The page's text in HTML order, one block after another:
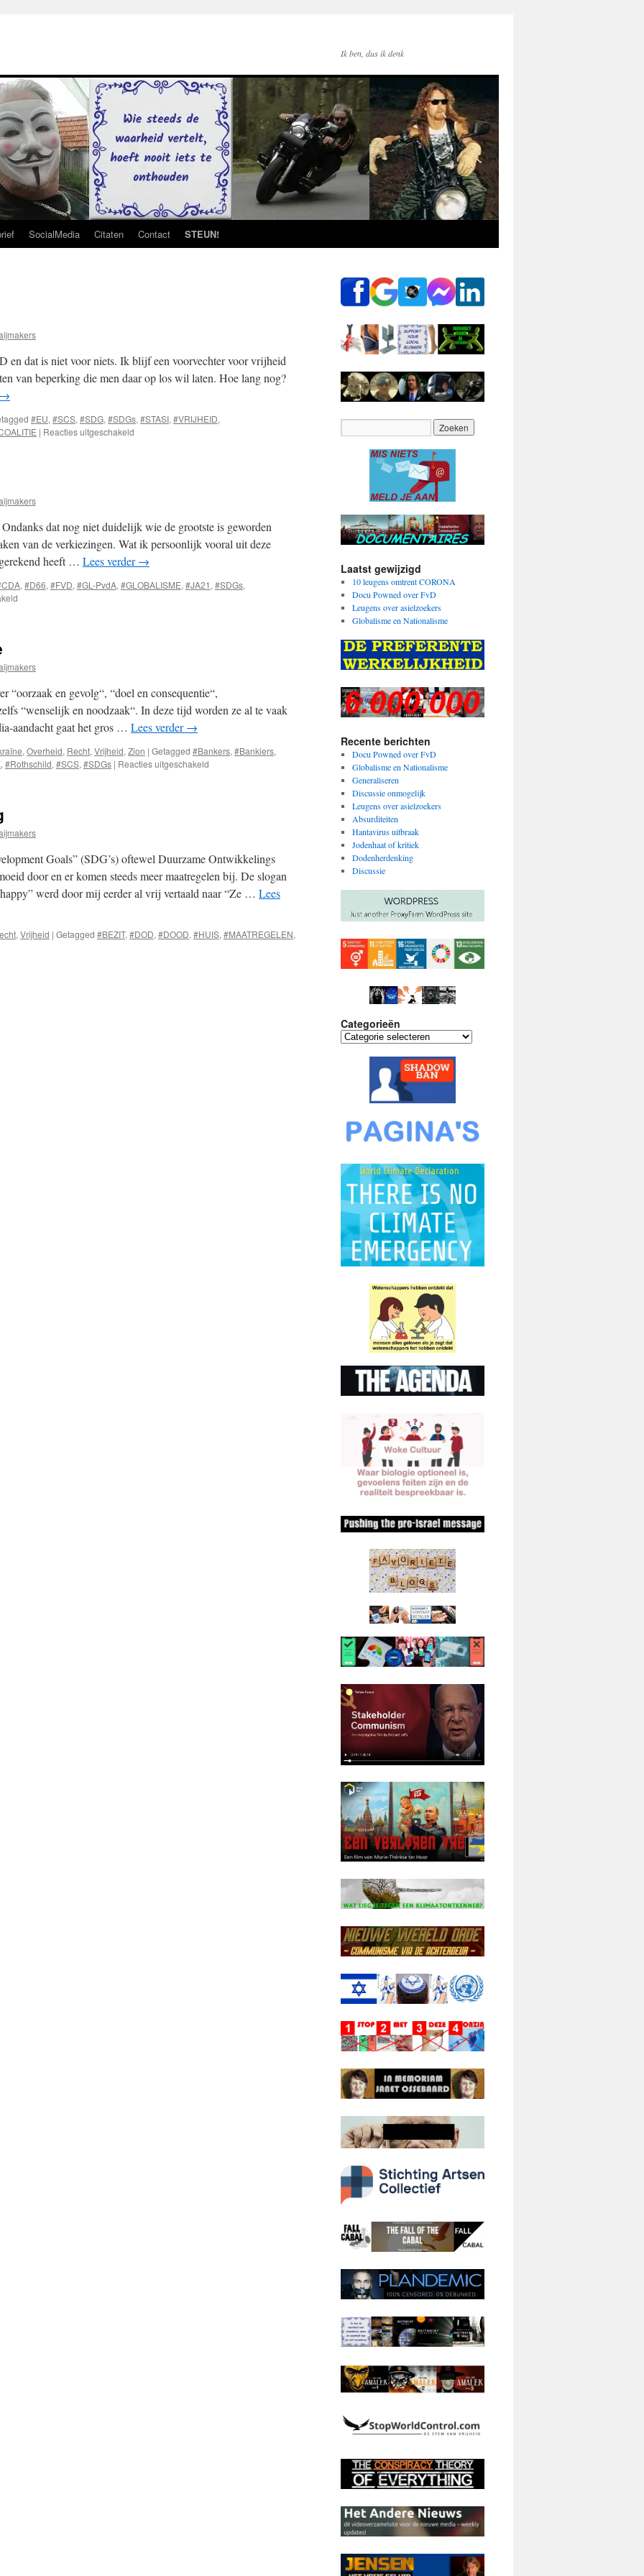
Ik ben, dus ik denk
SocialMedia Citaten Contact STEUN!
dat is niet voor niets. Ik blijf een voorvechter voor vrijheid
van beperking die men daar op los wil laten. Hoe lang nog?
→
#EU, #SCS, #SDG, #SDGs, #STASI, #VRIJHEID,
| Reacties uitgeschakeld
dat nog niet duidelijk wie de grootste is geworden
van de verkiezingen. Wat ik persoonlijk vooral uit deze
heeft … Lees verder→
, #D66, #FVD, #GL-PvdA, #GLOBALISME, #JA21 , #SDGs,
“oorzaak en gevolg“, “doel en consequentie“,
“wenselijk en noodzaak“. In deze tijd worden ze al te vaak
aandacht gaat het gros … Lees verder→
, Overheid, Recht, Vrijheid, Zion | Getagged #Bankers, #Bankiers,
, #Rothschild, #SCS, #SDGs | Reacties uitgeschakeld
Goals” (SDG’s) oftewel Duurzame Ontwikkelings
door en er komen steeds meer maatregelen bij. De slogan
werd door mij eerder al vrij vertaald naar “Ze … Lees
, Vrijheid | Getagged #BEZIT, #DOD, #DOOD, #HUIS, #MAATREGELEN,
Laatst gewijzigd
10 leugens omtrent CORONA
Docu Powned over FvD
Leugens over asielzoekers
Globalisme en Nationalisme
Recente berichten
Docu Powned over FvD
Globalisme en Nationalisme
Generaliseren
Discussie onmogelijk
Leugens over asielzoekers
Absurditeiten
Hantavirus uitbraak
Jodenhaat of kritiek
Dodenherdenking
Discussie
Categorieën
Categorieën